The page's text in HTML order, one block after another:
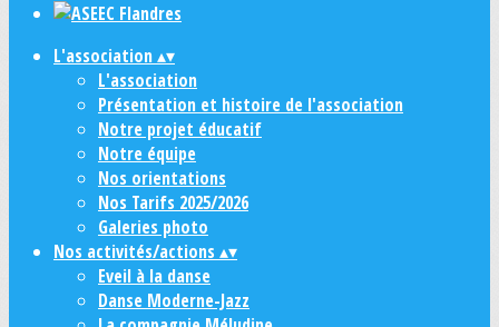
L'association▴▾
L'association
Présentation et histoire de l'association
Notre projet éducatif
Notre équipe
Nos orientations
Nos Tarifs 2025/2026
Galeries photo
Nos activités/actions ▴▾
Eveil à la danse
Danse Moderne-Jazz